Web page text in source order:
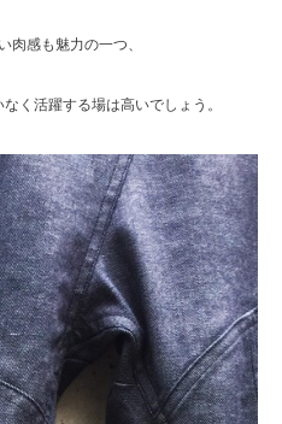
肉感も魅力の一つ、
く活躍する場は高いでしょう。